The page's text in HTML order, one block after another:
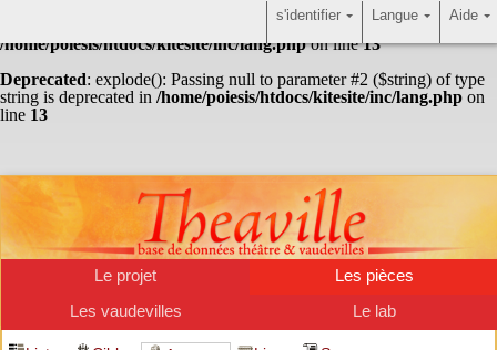
: Undefined array key "HTTP_ACCEPT_LANGUAGE" in
/home/poiesis/htdocs/kitesite/inc/lang.phpon line13
Deprecated: explode(): Passing null to parameter #2 ($string) of type
string is deprecated in /home/poiesis/htdocs/kitesite/inc/lang.php on
line 13
Le projet
Les pièces
Les vaudevilles
Le lab
Aide
Langue
s'identifier